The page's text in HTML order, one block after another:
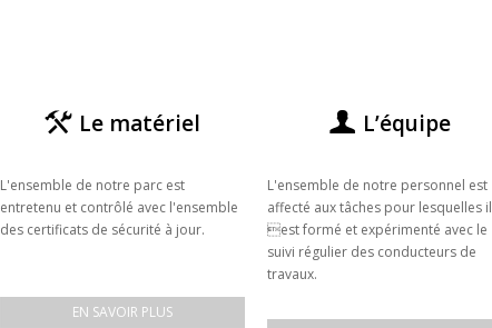
Le matériel
L'ensemble de notre parc est
entretenu et contrôlé avec l'ensemble
des certificats de sécurité à jour.
EN SAVOIR PLUS
L’équipe
L'ensemble de notre personnel est
affecté aux tâches pour lesquelles il
est formé et expérimenté avec le
suivi régulier des conducteurs de
travaux.